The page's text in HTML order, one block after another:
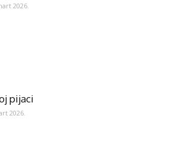
2026.
pijaci
2026.